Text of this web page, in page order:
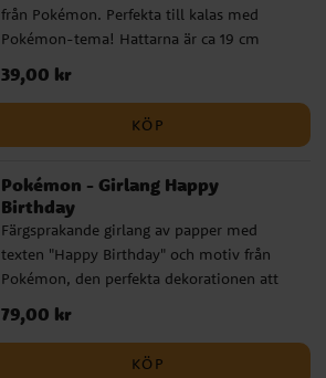
från Pokémon. Perfekta till kalas med
Pokémon-tema! Hattarna är ca 19 cm
höga och hålls på plats med ett resårband.
Pris:39,00 kr
39,00 kr
KÖP
Pokémon - Girlang Happy
Birthday
Färgsprakande girlang av papper med
texten "Happy Birthday" och motiv från
Pokémon, den perfekta dekorationen att
ha till Pokémon-kalas. Girlangen är 2
meter lång.
Pris:79,00 kr
79,00 kr
KÖP